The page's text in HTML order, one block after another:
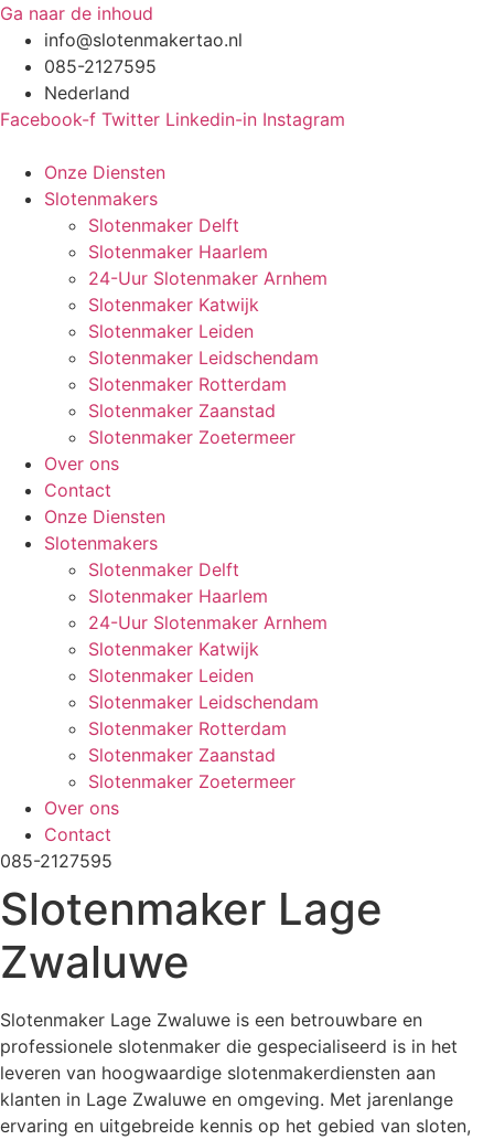
Ga naar de inhoud
info@slotenmakertao.nl
085-2127595
Nederland
Facebook-f Twitter Linkedin-in Instagram
Onze Diensten
Slotenmakers
Slotenmaker Delft
Slotenmaker Haarlem
24-Uur Slotenmaker Arnhem
Slotenmaker Katwijk
Slotenmaker Leiden
Slotenmaker Leidschendam
Slotenmaker Rotterdam
Slotenmaker Zaanstad
Slotenmaker Zoetermeer
Over ons
Contact
Onze Diensten
Slotenmakers
Slotenmaker Delft
Slotenmaker Haarlem
24-Uur Slotenmaker Arnhem
Slotenmaker Katwijk
Slotenmaker Leiden
Slotenmaker Leidschendam
Slotenmaker Rotterdam
Slotenmaker Zaanstad
Slotenmaker Zoetermeer
Over ons
Contact
085-2127595
Slotenmaker Lage
Zwaluwe
Slotenmaker Lage Zwaluwe is een betrouwbare en
professionele slotenmaker die gespecialiseerd is in het
leveren van hoogwaardige slotenmakerdiensten aan
klanten in Lage Zwaluwe en omgeving. Met jarenlange
ervaring en uitgebreide kennis op het gebied van sloten,